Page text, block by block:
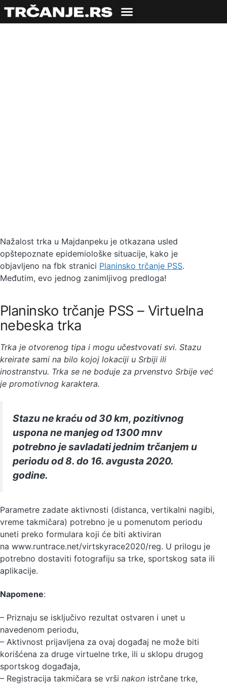
Nažalost trka u Majdanpeku je otkazana usled
opštepoznate epidemiološke situacije, kako je
objavljeno na fbk stranici Planinsko trčanje PSS.
Međutim, evo jednog zanimljivog predloga!
Planinsko trčanje PSS – Virtuelna
nebeska trka
Trka je otvorenog tipa i mogu učestvovati svi. Stazu
kreirate sami na bilo kojoj lokaciji u Srbiji ili
inostranstvu. Trka se ne boduje za prvenstvo Srbije već
je promotivnog karaktera.
Stazu ne kraću od 30 km, pozitivnog
uspona ne manjeg od 1300 mnv
potrebno je savladati jednim trčanjem u
periodu od 8. do 16. avgusta 2020.
godine.
Parametre zadate aktivnosti (distanca, vertikalni nagibi,
vreme takmičara) potrebno je u pomenutom periodu
uneti preko formulara koji će biti aktiviran
na www.runtrace.net/virtskyrace2020/reg. U prilogu je
potrebno dostaviti fotografiju sa trke, sportskog sata ili
aplikacije.
Napomene:
– Priznaju se isključivo rezultat ostvaren i unet u
navedenom periodu,
– Aktivnost prijavljena za ovaj događaj ne može biti
korišćena za druge virtuelne trke, ili u sklopu drugog
sportskog događaja,
– Registracija takmičara se vrši nakon istrčane trke,